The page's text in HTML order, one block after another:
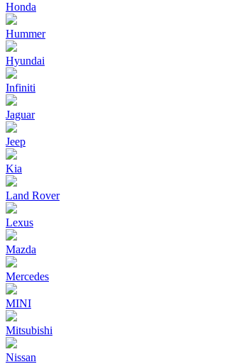
Honda
Hummer
Hyundai
Infiniti
Jaguar
Jeep
Kia
Land Rover
Lexus
Mazda
Mercedes
MINI
Mitsubishi
Nissan